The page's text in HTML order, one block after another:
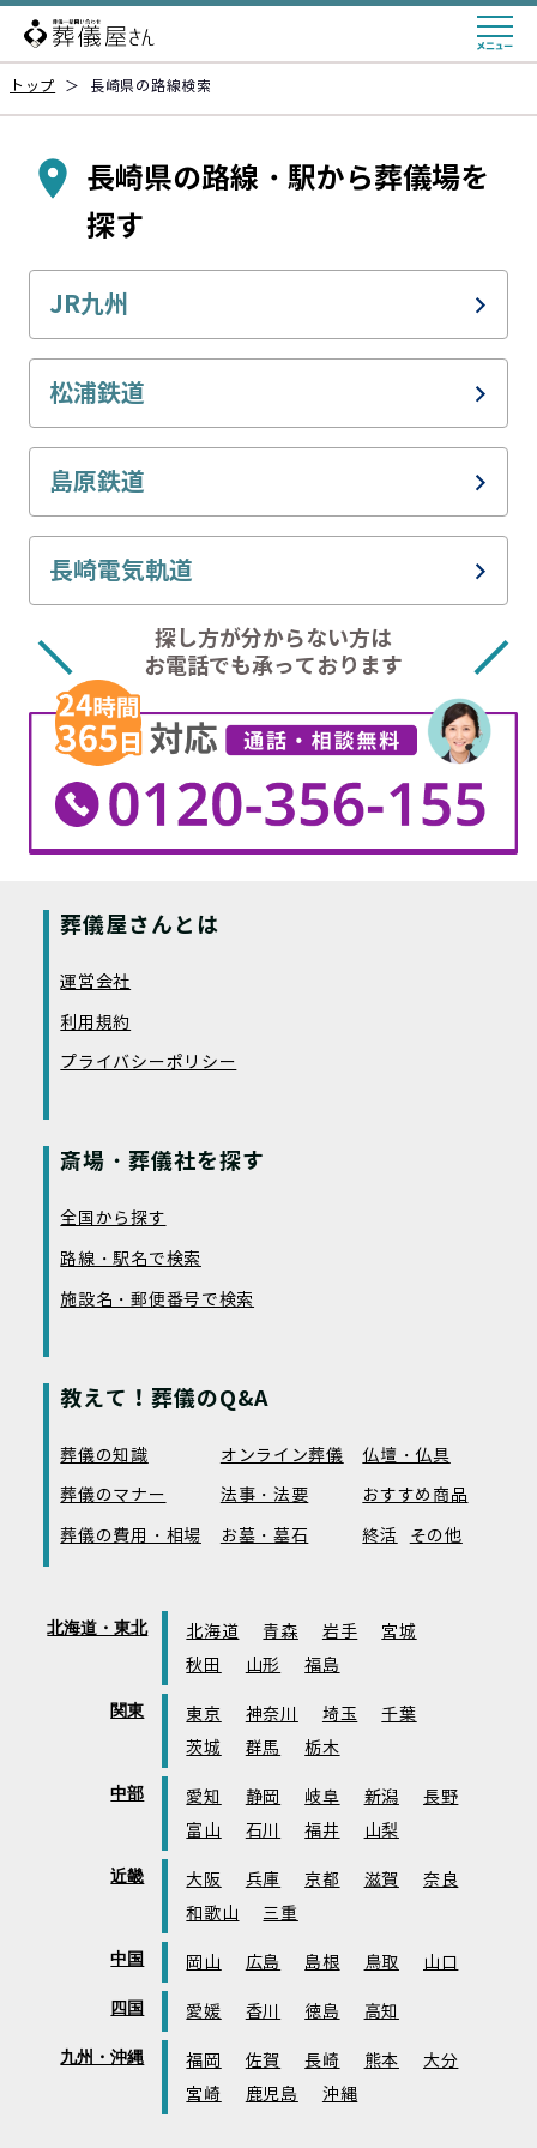
トップ ＞ 長崎県の路線検索
長崎県の路線・駅から葬儀場を
探す
JR九州
JR長崎本線(鳥栖～長崎)
JR佐世保線
JR大村線
松浦鉄道
西九州線(伊万里～佐世保)
島原鉄道
島原鉄道線
長崎電気軌道
長崎電軌１系統
長崎電軌３系統
長崎電軌４系統
長崎電軌５系統
探し方が分からない方は
お電話でも承っております
葬儀屋さんとは
運営会社
利用規約
プライバシーポリシー
斎場・葬儀社を探す
全国から探す
路線・駅名で検索
施設名・郵便番号で検索
教えて！葬儀のQ&A
葬儀の知識 オンライン葬儀
仏壇・仏具
葬儀のマナー
法事・法要
おすすめ商品
葬儀の費用・相場
お墓・墓石 終活 その他
北海道・東北 北海道 青森 岩手
宮城
秋田
山形 福島
関東 東京 神奈川 埼玉
千葉
茨城
群馬 栃木
中部 愛知 静岡 岐阜 新潟
長野
富山
石川 福井 山梨
近畿 大阪 兵庫 京都 滋賀
奈良
和歌山
三重
中国 岡山 広島 島根 鳥取 山口
四国 愛媛 香川 徳島 高知
九州・沖縄 福岡 佐賀 長崎 熊本
大分
宮崎
鹿児島 沖縄